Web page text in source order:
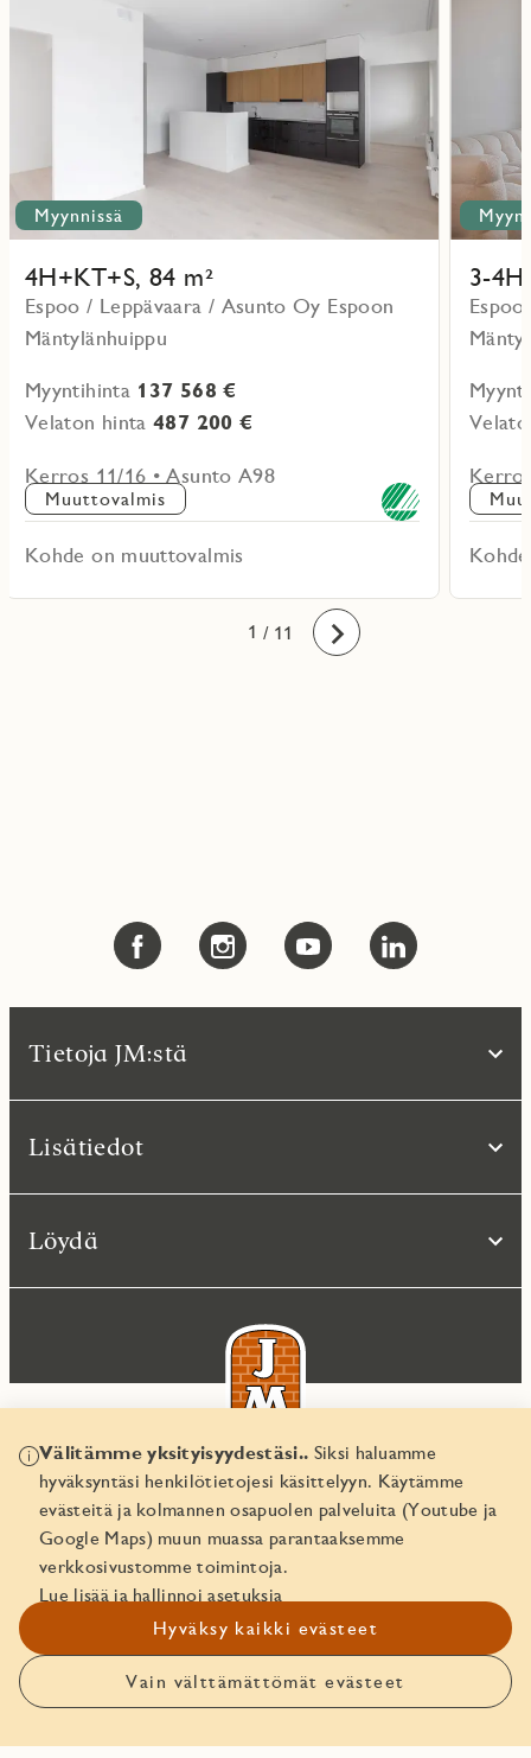
Myynnissä
4H+KT+S, 84 m²
Espoo / Leppävaara / Asunto Oy Espoon
Mäntylänhuippu
Myyntihinta 137 568 €
Velaton hinta487 200 €
Kerros 11/16 • Asunto A98
Muuttovalmis
Kohde on muuttovalmis
3-
1
2
3
4
5
6
7
8
9
10
11 / 11 Eteenpäin
Välitämme yksityisyydestäsi.. Siksi haluamme
hyväksyntäsi henkilötietojesi käsittelyyn. Käytämme
evästeitä ja kolmannen osapuolen palveluita (Youtube ja
Google Maps) muun muassa parantaaksemme
verkkosivustomme toimintoja.
Lue lisää ja hallinnoi asetuksia
Hyväksy kaikki evästeet
Vain välttämättömät evästeet
Tietoja JM:stä
Lisätiedot
Löydä
© JM Suomi OY 2026
Yritystunnus 1974161-8